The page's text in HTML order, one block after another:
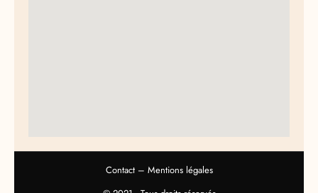
Contact– Mentions légales